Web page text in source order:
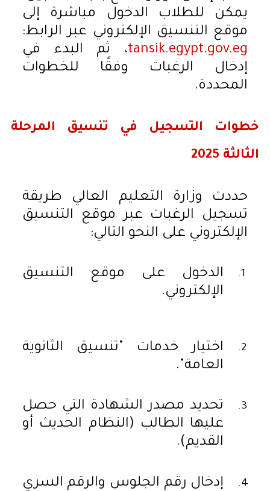
يمكن للطلاب الدخول مباشرة إلى
موقع التنسيق الإلكتروني عبر الرابط:
tansik.egypt.gov.eg، ثم البدء في
إدخال الرغبات وفقًا للخطوات
المحددة.
خطوات التسجيل في تنسيق المرحلة
الثالثة 2025
حددت وزارة التعليم العالي طريقة
تسجيل الرغبات عبر موقع التنسيق
الإلكتروني على النحو التالي:
الدخول على موقع التنسيق
الإلكتروني.
اختيار خدمات "تنسيق الثانوية
العامة".
تحديد مصدر الشهادة التي حصل
عليها الطالب (النظام الحديث أو
القديم).
إدخال رقم الجلوس والرقم السري